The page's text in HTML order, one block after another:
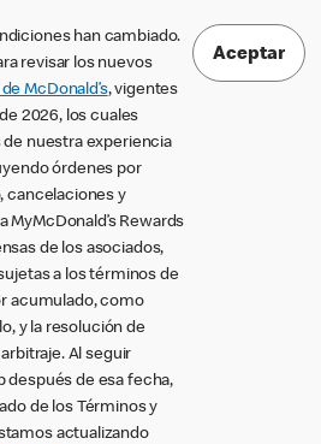
han cambiado.
revisar los nuevos
McDonald’s, vigentes
2026, los cuales
nuestra experiencia
órdenes por
cancelaciones y
MyMcDonald’s Rewards
de los asociados,
a los términos de
acumulado, como
y la resolución de
Al seguir
después de esa fecha,
de los Términos y
actualizando
Aceptar